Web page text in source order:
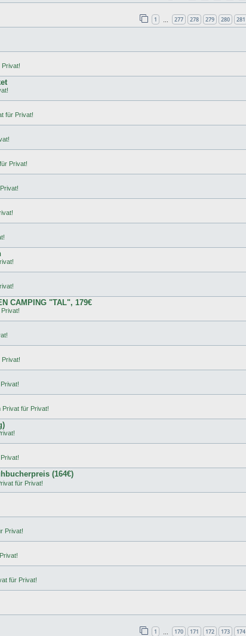
1 277 278 279 280 281
für Privat!
Privat!
CAMPING "TAL", 179€
für Privat!
(164€)
für Privat!
Privat!
für Privat!
1 170 171 172 173 174